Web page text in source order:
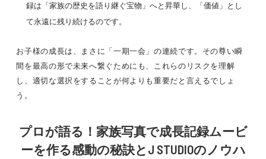
録は「家族の歴史を語り継ぐ宝物」へと昇華し、「価値」とし
て永遠に残り続けるのです。
お子様の成長は、まさに「一期一会」の連続です。その尊い瞬
間を最高の形で未来へ繋ぐためにも、これらのリスクを理解
し、適切な選択をすることが何よりも重要だと言えるでしょ
う。
プロが語る！家族写真で成長記録ムービ
ーを作る感動の秘訣とJ STUDIOのノウハ